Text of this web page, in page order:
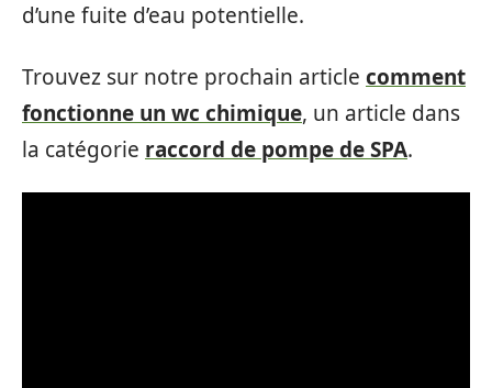
d’une fuite d’eau potentielle.
Trouvez sur notre prochain article comment
fonctionne un wc chimique, un article dans
la catégorie raccord de pompe de SPA.